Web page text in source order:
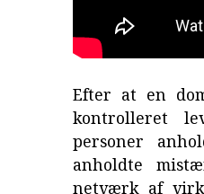
Efter at en
kontrolleret
personer
anholdte
netværk af